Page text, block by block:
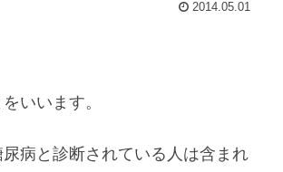
2014.05.01
いいます。
病と診断されている人は含まれ